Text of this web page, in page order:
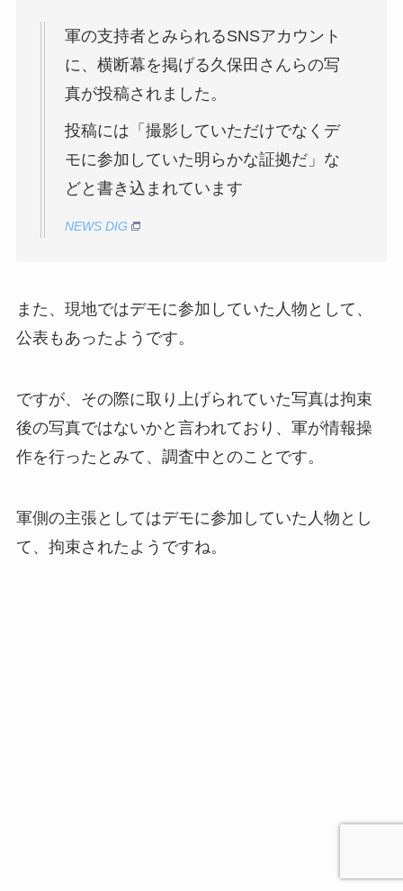
軍の支持者とみられるSNSアカウント
に、横断幕を掲げる久保田さんらの写
真が投稿されました。
投稿には「撮影していただけでなくデ
モに参加していた明らかな証拠だ」な
どと書き込まれています
NEWS DIG
また、現地ではデモに参加していた人物として、
公表もあったようです。
ですが、その際に取り上げられていた写真は拘束
後の写真ではないかと言われており、軍が情報操
作を行ったとみて、調査中とのことです。
軍側の主張としてはデモに参加していた人物とし
て、拘束されたようですね。